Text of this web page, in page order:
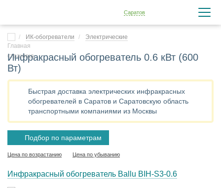
Саратов
ИК-обогреватели Электрические
Инфракрасный обогреватель 0.6 кВт (600
Вт)
Быстрая доставка электрических инфракрасных
обогревателей в Саратов и Саратовскую область
транспортными компаниями из Москвы
Подбор по параметрам
Цена по возрастанию Цена по убыванию
Инфракрасный обогреватель Ballu BIH-S3-0.6